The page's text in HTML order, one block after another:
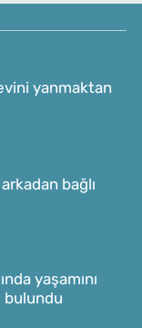
yanmaktan
bağlı
yaşamını
bulundu